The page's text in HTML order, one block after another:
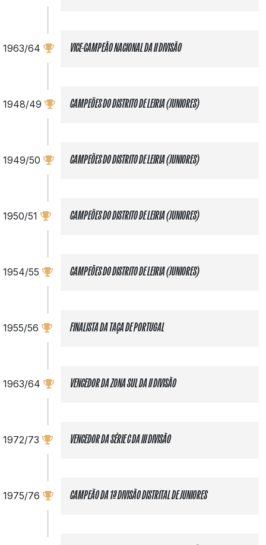
1963/64 VICE-CAMPEÃO NACIONAL DA II DIVISÃO
1948/49 CAMPEÕES DO DISTRITO DE LEIRIA (JUNIORES)
1949/50 CAMPEÕES DO DISTRITO DE LEIRIA (JUNIORES)
1950/51 CAMPEÕES DO DISTRITO DE LEIRIA (JUNIORES)
1954/55 CAMPEÕES DO DISTRITO DE LEIRIA (JUNIORES)
1955/56 FINALISTA DA TAÇA DE PORTUGAL
1963/64 VENCEDOR DA ZONA SUL DA II DIVISÃO
1972/73 VENCEDOR DA SÉRIE C DA III DIVISÃO
1975/76 CAMPEÃO DA 1ª DIVISÃO DISTRITAL DE JUNIORES